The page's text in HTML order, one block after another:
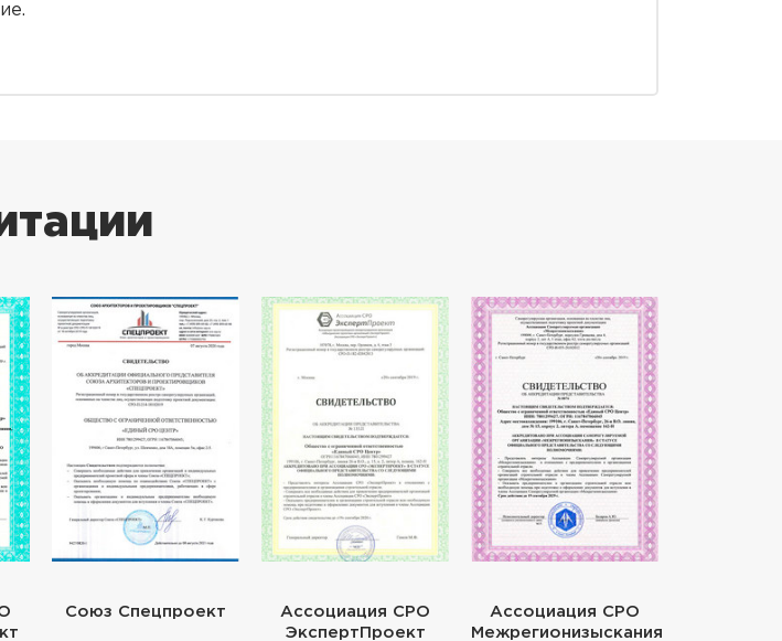
Союз Спецпроект
Ассоциация СРО
ЭкспертПроект
Ассоциация СРО
Межрегионизыскания